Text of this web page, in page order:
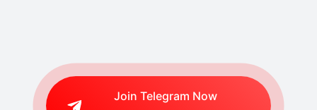
Join Telegram Now